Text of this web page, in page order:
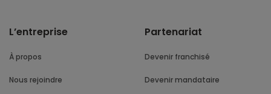
L’entreprise
À propos
Nous rejoindre
Partenariat
Devenir franchisé
Devenir mandataire